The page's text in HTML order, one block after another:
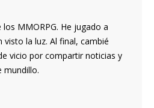
MMORPG. He jugado a
la luz. Al final, cambié
vicio por compartir noticias y
mundillo.